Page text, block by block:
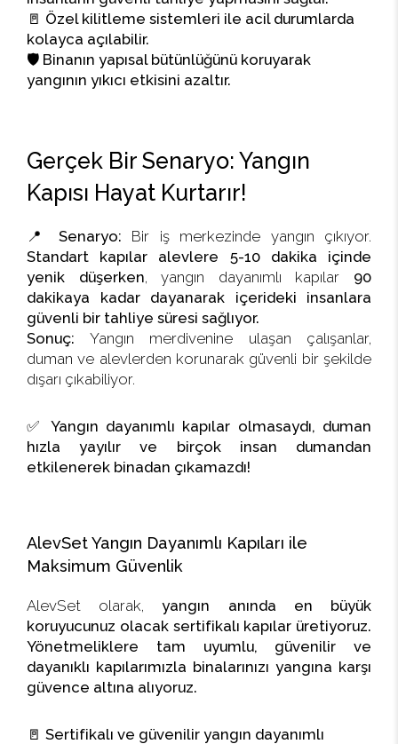
🚪 Özel kilitleme sistemleri ile acil durumlarda
kolayca açılabilir.
🛡️ Binanın yapısal bütünlüğünü koruyarak
yangının yıkıcı etkisini azaltır.
Gerçek Bir Senaryo: Yangın
Kapısı Hayat Kurtarır!
📍 Senaryo: Bir iş merkezinde yangın çıkıyor.
Standart kapılar alevlere 5-10 dakika içinde
yenik düşerken, yangın dayanımlı kapılar 90
dakikaya kadar dayanarak içerideki insanlara
güvenli bir tahliye süresi sağlıyor.
Sonuç: Yangın merdivenine ulaşan çalışanlar,
duman ve alevlerden korunarak güvenli bir şekilde
dışarı çıkabiliyor.
✅ Yangın dayanımlı kapılar olmasaydı, duman
hızla yayılır ve birçok insan dumandan
etkilenerek binadan çıkamazdı!
AlevSet Yangın Dayanımlı Kapıları ile
Maksimum Güvenlik
AlevSet olarak,yangın anında en büyük
koruyucunuz olacak sertifikalı kapılar üretiyoruz.
Yönetmeliklere tam uyumlu, güvenilir ve
dayanıklı kapılarımızla binalarınızı yangına karşı
güvence altına alıyoruz.
🚪 Sertifikalı ve güvenilir yangın dayanımlı